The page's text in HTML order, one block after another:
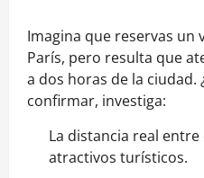
Imagina que reservas un
París, pero resulta que
a dos horas de la ciudad.
confirmar, investiga:
La distancia real
atractivos turísticos.